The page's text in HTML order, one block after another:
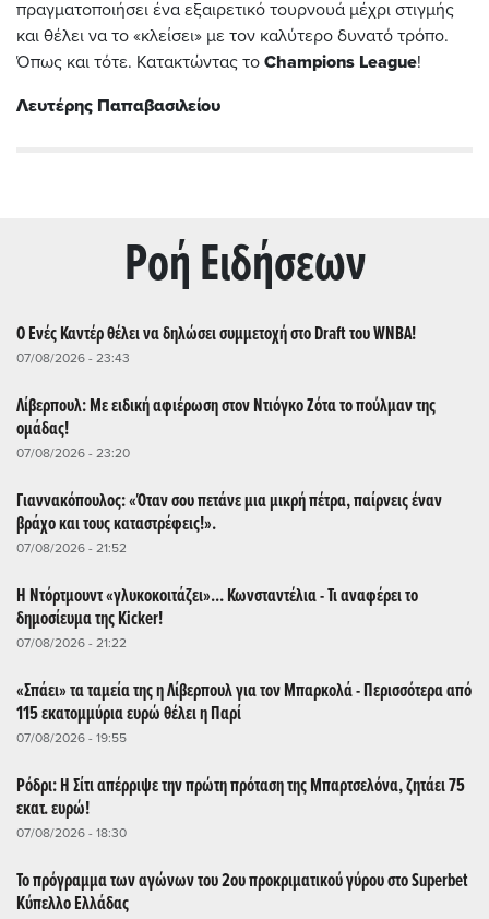
πραγματοποιήσει ένα εξαιρετικό τουρνουά μέχρι στιγμής
και θέλει να το «κλείσει» με τον καλύτερο δυνατό τρόπο.
Όπως και τότε. Κατακτώντας το Champions League!
Λευτέρης Παπαβασιλείου
Ρoή Ειδήσεων
Ο Ενές Καντέρ θέλει να δηλώσει συμμετοχή στο Draft του WNBA!
07/08/2026 - 23:43
Λίβερπουλ: Με ειδική αφιέρωση στον Ντιόγκο Ζότα το πούλμαν της
ομάδας!
07/08/2026 - 23:20
Γιαννακόπουλος: «Όταν σου πετάνε μια μικρή πέτρα, παίρνεις έναν
βράχο και τους καταστρέφεις!».
07/08/2026 - 21:52
Η Ντόρτμουντ «γλυκοκοιτάζει»... Κωνσταντέλια - Τι αναφέρει το
δημοσίευμα της Kicker!
07/08/2026 - 21:22
«Σπάει» τα ταμεία της η Λίβερπουλ για τον Μπαρκολά - Περισσότερα από
115 εκατομμύρια ευρώ θέλει η Παρί
07/08/2026 - 19:55
Ρόδρι: Η Σίτι απέρριψε την πρώτη πρόταση της Μπαρτσελόνα, ζητάει 75
εκατ. ευρώ!
07/08/2026 - 18:30
Το πρόγραμμα των αγώνων του 2ου προκριματικού γύρου στο Superbet
Κύπελλο Ελλάδας